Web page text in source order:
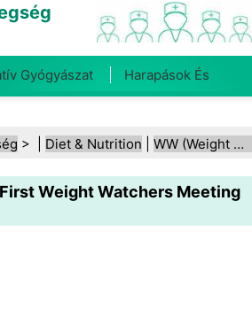
Gyógyászat Harapások És
És Táplálkozás Családi
Ágazat Mentális Egészség
Sebészet És
> | Diet & Nutrition WW (Weight Watchers)
Weight Watchers Meeting